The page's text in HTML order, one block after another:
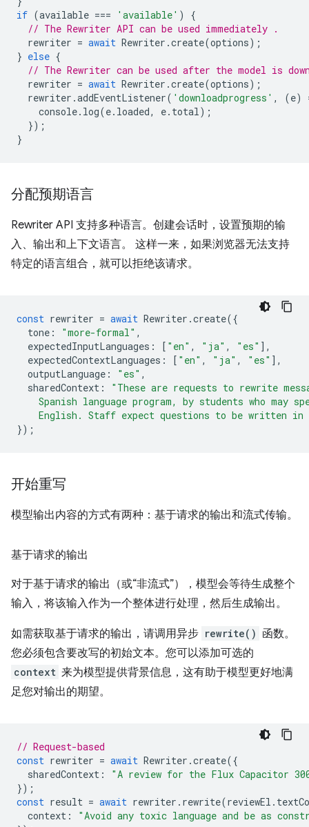
if (available === 'available' )
{
// The Rewriter API can be used immediately .
rewriter = await Rewriter .create(options);
} else {
// The Rewriter can be used after the model is
rewriter = await Rewriter .create(options);
rewriter .addEventListener( 'downloadprogress' , (e)
console. log(e. loaded, e. total);
});
}
分配预期语言
Rewriter API 支持多种语言。创建会话时，设置预期的输
入、输出和上下文语言。 这样一来，如果浏览器无法支持
特定的语言组合，就可以拒绝该请求。
const rewriter = await Rewriter .create({
tone : "more-formal" ,
expectedInputLanguages : [ "en" , "ja" , "es" ],
expectedContextLanguages : [ "en" , "ja" , "es" ],
outputLanguage : "es" ,
sharedContext :
"These are requests to rewrite
Spanish language program, by students who may
English. Staff expect questions to be written in
});
开始重写
模型输出内容的方式有两种：基于请求的输出和流式传输。
基于请求的输出
对于基于请求的输出（或“非流式”），模型会等待生成整个
输入，将该输入作为一个整体进行处理，然后生成输出。
如需获取基于请求的输出，请调用异步 rewrite() 函数。
您必须包含要改写的初始文本。您可以添加可选的
context 来为模型提供背景信息，这有助于模型更好地满
足您对输出的期望。
// Request-based
const rewriter = await Rewriter .create({
sharedContext :
"A review for the Flux Capacitor
});
const result = await rewriter . rewrite(reviewEl .
context :
"Avoid any toxic language and be as